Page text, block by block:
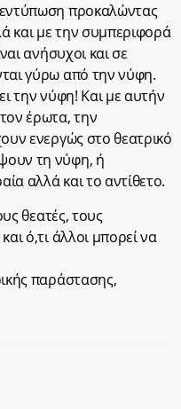
προκαλώντας
και με την συμπεριφορά
ανήσυχοι και σε
γύρω από την νύφη.
την νύφη! Και με αυτήν
έρωτα, την
ενεργώς στο θεατρικό
τη νύφη, ή
αλλά και το αντίθετο.
θεατές, τους
ό,τι άλλοι μπορεί να
παράστασης,